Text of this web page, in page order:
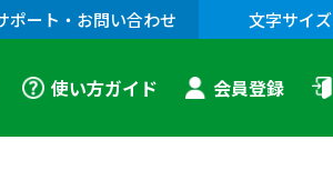
ポート・お問い合わせ 文字サイズ
使い方ガイド 会員登録